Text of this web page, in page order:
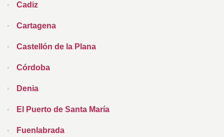
Cadiz
Cartagena
Castellón de la Plana
Córdoba
Denia
El Puerto de Santa María
Fuenlabrada